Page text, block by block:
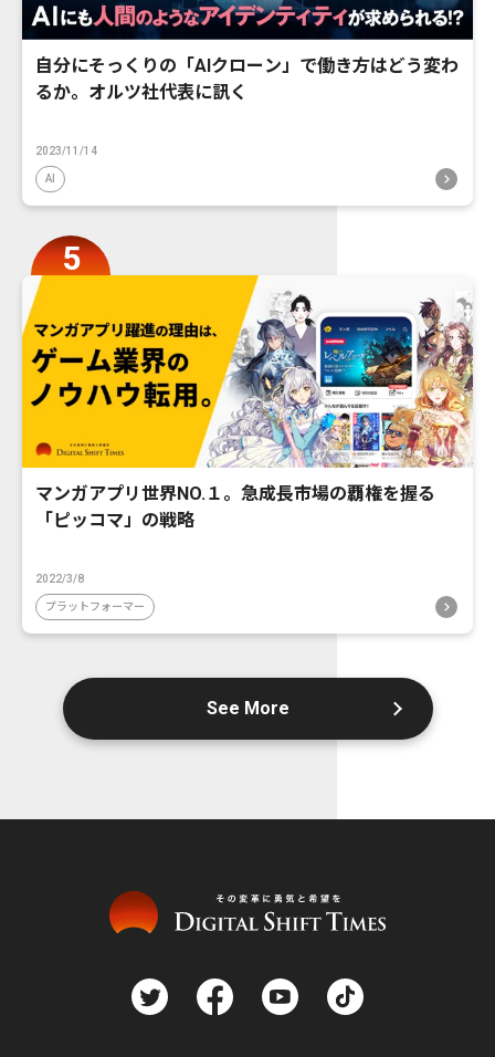
自分にそっくりの「AIクローン」で働き方はどう変わ
るか。オルツ社代表に訊く
2023/11/14
AI
マンガアプリ世界NO.１。急成長市場の覇権を握る
「ピッコマ」の戦略
2022/3/8
プラットフォーマー
See More